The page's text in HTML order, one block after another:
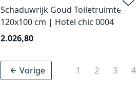
Schaduwrijk Goud Toiletruimte
120x100 cm | Hotel chic 0004
2.026,80
Vorige 1 2 3 4